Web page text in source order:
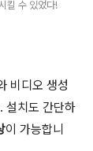
킬 수 있었다!
비디오 생성
설치도 간단하
이 가능합니